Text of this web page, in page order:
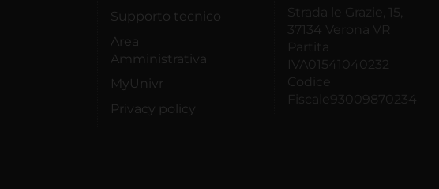
Supporto tecnico
Area
Amministrativa
MyUnivr
Privacy policy
Strada le Grazie, 15,
37134 Verona VR
Partita
IVA01541040232
Codice
Fiscale93009870234